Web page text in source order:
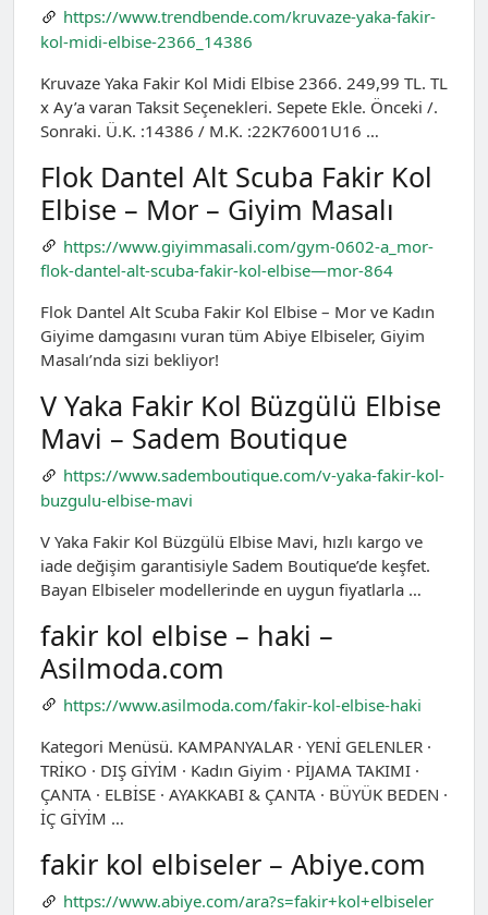
https://www.trendbende.com/kruvaze-yaka-fakir-
kol-midi-elbise-2366_14386
Kruvaze Yaka Fakir Kol Midi Elbise 2366. 249,99 TL. TL
x Ay’a varan Taksit Seçenekleri. Sepete Ekle. Önceki /.
Sonraki. Ü.K. :14386 / M.K. :22K76001U16 …
Flok Dantel Alt Scuba Fakir Kol
Elbise – Mor – Giyim Masalı
https://www.giyimmasali.com/gym-0602-a_mor-
flok-dantel-alt-scuba-fakir-kol-elbise—mor-864
Flok Dantel Alt Scuba Fakir Kol Elbise – Mor ve Kadın
Giyime damgasını vuran tüm Abiye Elbiseler, Giyim
Masalı’nda sizi bekliyor!
V Yaka Fakir Kol Büzgülü Elbise
Mavi – Sadem Boutique
https://www.sademboutique.com/v-yaka-fakir-kol-
buzgulu-elbise-mavi
V Yaka Fakir Kol Büzgülü Elbise Mavi, hızlı kargo ve
iade değişim garantisiyle Sadem Boutique’de keşfet.
Bayan Elbiseler modellerinde en uygun fiyatlarla …
fakir kol elbise – haki –
Asilmoda.com
https://www.asilmoda.com/fakir-kol-elbise-haki
Kategori Menüsü. KAMPANYALAR · YENİ GELENLER ·
TRİKO · DIŞ GİYİM · Kadın Giyim · PİJAMA TAKIMI ·
ÇANTA · ELBİSE · AYAKKABI & ÇANTA · BÜYÜK BEDEN ·
İÇ GİYİM …
fakir kol elbiseler – Abiye.com
https://www.abiye.com/ara?s=fakir+kol+elbiseler